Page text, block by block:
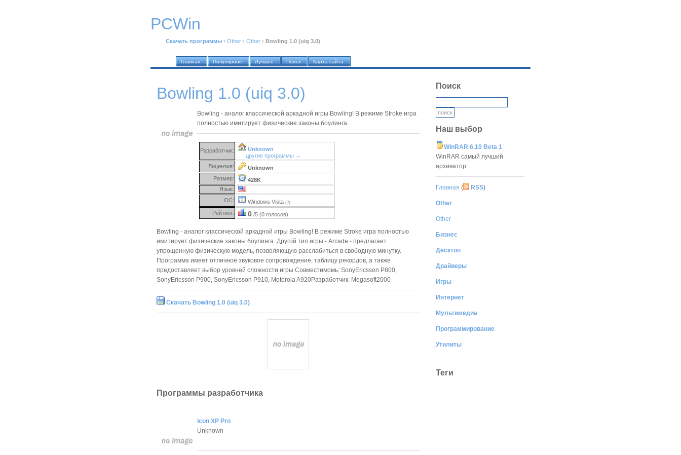
PCWin
Скачать программы › Other › Other › Bowling 1.0 (uiq 3.0)
Главная Популярное Лучшее Поиск Карта сайта
Bowling 1.0 (uiq 3.0)
Bowling - аналог классической аркадной игры Bowling! В режиме Stroke игра
полностью имитирует физические законы боулинга.
Разработчик:
Unknown
другие программы →
Лицензия:
Unknown
Размер:
428K
Язык:
ОС:
Windows Vista (?)
Рейтинг: 0 /5 (0 голосов)
Bowling - аналог классической аркадной игры Bowling! В режиме Stroke игра полностью
имитирует физические законы боулинга. Другой тип игры - Arcade - предлагает
упрощенную физическую модель, позволяющую расслабиться в свободную минутку.
Программа имеет отличное звуковое сопровождение, таблицу рекордов, а также
предоставляет выбор уровней сложности игры.Совместимомь: SonyEricsson P800,
SonyEricsson P900, SonyEricsson P910, Motorola A920Разработчик: Megasoft2000
Скачать Bowling 1.0 (uiq 3.0)
Программы разработчика
Icon XP Pro
Unknown
Поиск
Наш выбор
WinRAR 6.10 Beta 1
WinRAR самый лучший
архиватор.
Главная ( RSS)
Other
Other
Бизнес
Десктоп
Драйверы
Игры
Интернет
Мультимедиа
Программирование
Утилиты
Теги